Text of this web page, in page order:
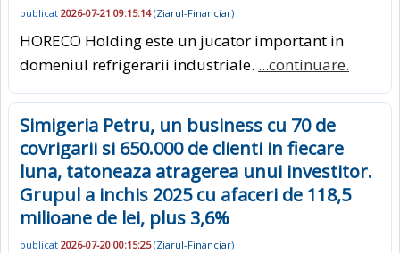
publicat 2026-07-21 09:15:14(Ziarul-Financiar)
HORECO Holding este un jucator important in
domeniul refrigerarii industriale. ...continuare.
Simigeria Petru, un business cu 70 de
covrigarii si 650.000 de clienti in fiecare
luna, tatoneaza atragerea unui investitor.
Grupul a inchis 2025 cu afaceri de 118,5
milioane de lei, plus 3,6%
publicat 2026-07-20 00:15:25(Ziarul-Financiar)